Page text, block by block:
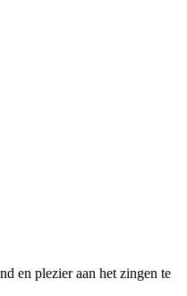
en plezier aan het zingen te